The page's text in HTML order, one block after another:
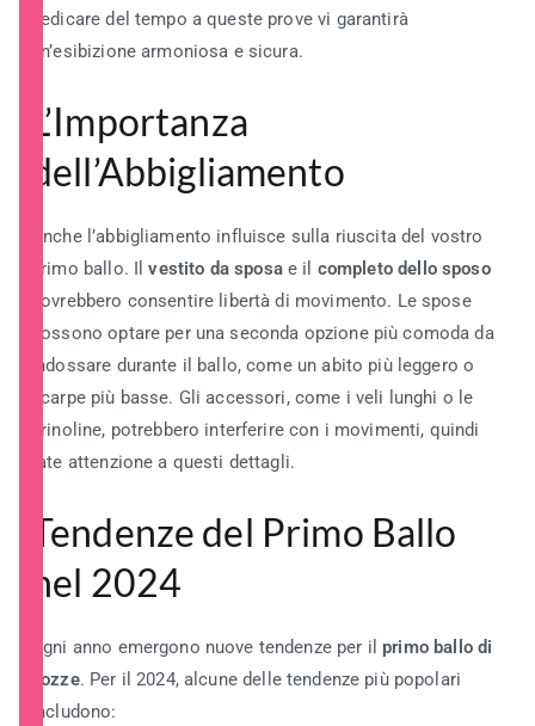
dedicare del tempo a queste prove vi garantirà
un’esibizione armoniosa e sicura.
L’Importanza
dell’Abbigliamento
Anche l’abbigliamento influisce sulla riuscita del vostro
primo ballo. Ilvestito da sposae il completo dello sposo
dovrebbero consentire libertà di movimento. Le spose
possono optare per una seconda opzione più comoda da
indossare durante il ballo, come un abito più leggero o
scarpe più basse. Gli accessori, come i veli lunghi o le
crinoline, potrebbero interferire con i movimenti, quindi
fate attenzione a questi dettagli.
Tendenze del Primo Ballo
nel 2024
Ogni anno emergono nuove tendenze per ilprimo ballo di
nozze. Per il 2024, alcune delle tendenze più popolari
includono: